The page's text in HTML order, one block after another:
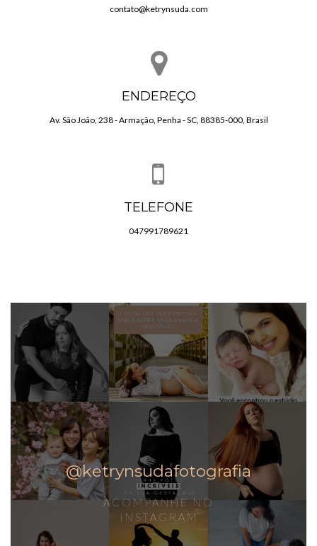
contato@ketrynsuda.com
ENDEREÇO
Av. São João, 238 - Armação, Penha - SC, 88385-000, Brasil
TELEFONE
047991789621
@ketrynsudafotografia
ACOMPANHE NO
INSTAGRAM